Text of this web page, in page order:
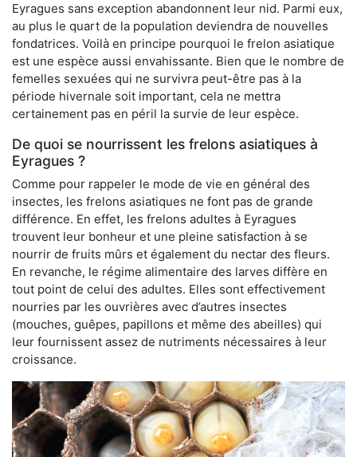
Eyragues sans exception abandonnent leur nid. Parmi eux,
au plus le quart de la population deviendra de nouvelles
fondatrices. Voilà en principe pourquoi le frelon asiatique
est une espèce aussi envahissante. Bien que le nombre de
femelles sexuées qui ne survivra peut-être pas à la
période hivernale soit important, cela ne mettra
certainement pas en péril la survie de leur espèce.
De quoi se nourrissent les frelons asiatiques à
Eyragues ?
Comme pour rappeler le mode de vie en général des
insectes, les frelons asiatiques ne font pas de grande
différence. En effet, les frelons adultes à Eyragues
trouvent leur bonheur et une pleine satisfaction à se
nourrir de fruits mûrs et également du nectar des fleurs.
En revanche, le régime alimentaire des larves diffère en
tout point de celui des adultes. Elles sont effectivement
nourries par les ouvrières avec d’autres insectes
(mouches, guêpes, papillons et même des abeilles) qui
leur fournissent assez de nutriments nécessaires à leur
croissance.